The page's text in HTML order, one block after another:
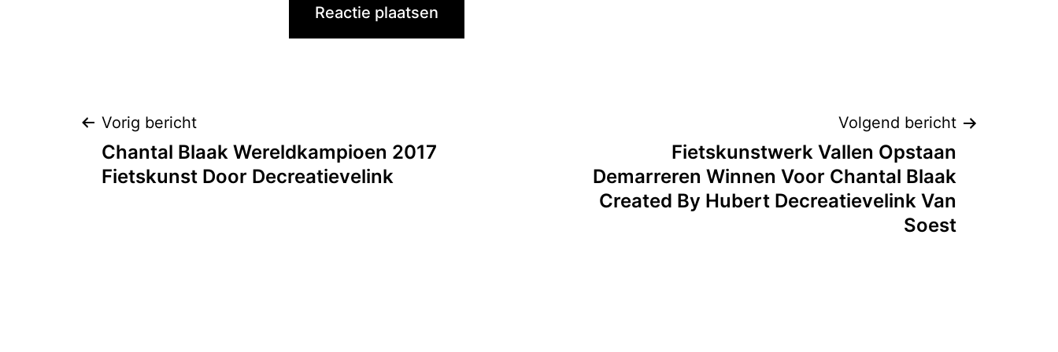
Bericht
navigatie
Vorig bericht
Chantal Blaak Wereldkampioen 2017
Fietskunst Door Decreatievelink
Volgend bericht
Fietskunstwerk Vallen Opstaan
Demarreren Winnen Voor Chantal Blaak
Created By Hubert Decreatievelink Van
Soest